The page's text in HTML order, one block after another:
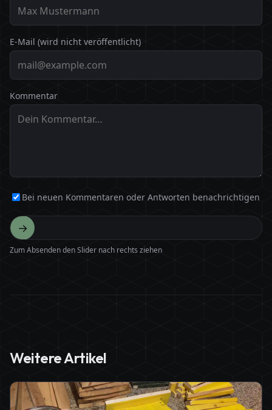
E-Mail (wird nicht veröffentlicht)
Kommentar
Bei neuen Kommentaren oder Antworten benachrichtigen
→
Zum Absenden den Slider nach rechts ziehen
Weitere Artikel